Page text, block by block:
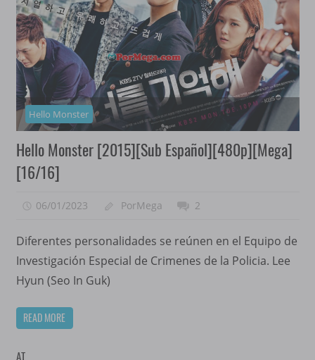
Hello Monster
Hello Monster [2015][Sub Español][480p][Mega]
[16/16]
06/01/2023 PorMega 2
Diferentes personalidades se reúnen en el Equipo de
Investigación Especial de Crimenes de la Policia. Lee
Hyun (Seo In Guk)
READ MORE
AT